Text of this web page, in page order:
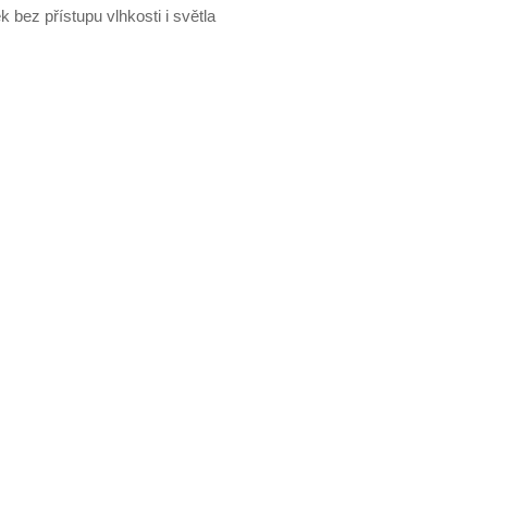
bez přístupu vlhkosti i světla